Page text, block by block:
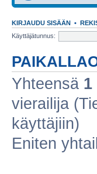
KIRJAUDU SISÄÄN •
Käyttäjätunnus:
Yhteensä 1
vierailija
käyttäjiin)
Eniten